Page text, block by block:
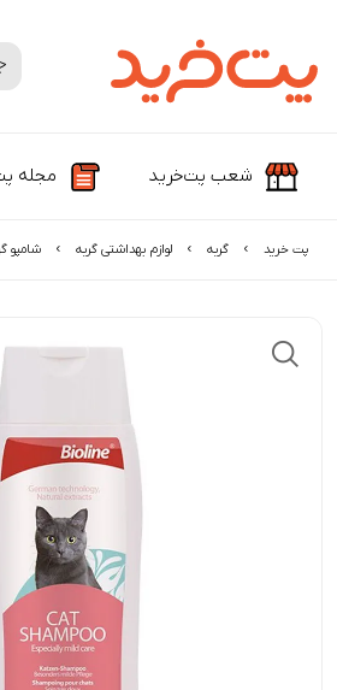
شعب پت‌خرید مجله
پت خرید گربه لوازم بهداشتی گربه شامپو